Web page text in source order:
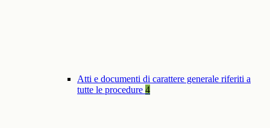
Atti e documenti di carattere generale riferiti a
tutte le procedure 4